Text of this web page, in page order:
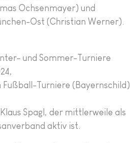
Ochsenmayer) und
Ost (Christian Werner).
und Sommer-Turniere
Fußball-Turniere (Bayernschild)
Spagl, der mittlerweile als
aktiv ist.